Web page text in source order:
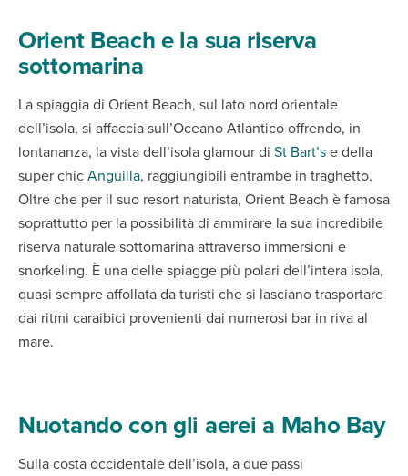
Orient Beach e la sua riserva
sottomarina
La spiaggia di Orient Beach, sul lato nord orientale
dell’isola, si affaccia sull’Oceano Atlantico offrendo, in
lontananza, la vista dell’isola glamour di St Bart’se della
super chicAnguilla, raggiungibili entrambe in traghetto.
Oltre che per il suo resort naturista, Orient Beach è famosa
soprattutto per la possibilità di ammirare la sua incredibile
riserva naturale sottomarina attraverso immersioni e
snorkeling. È una delle spiagge più polari dell’intera isola,
quasi sempre affollata da turisti che si lasciano trasportare
dai ritmi caraibici provenienti dai numerosi bar in riva al
mare.
Nuotando con gli aerei a Maho Bay
Sulla costa occidentale dell’isola, a due passi